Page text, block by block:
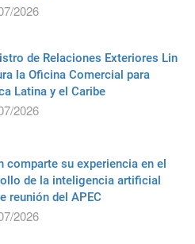
2026
de Relaciones Exteriores Lin
la Oficina Comercial para
Latina y el Caribe
2026
comparte su experiencia en el
de la inteligencia artificial
reunión del APEC
2026